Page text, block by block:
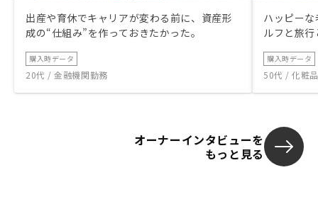
出産や育休でキャリアが変わる前に、資産形
成の“仕組み”を作っておきたかった。
購入時データ
20代 / 金融機関勤務
ハッピー
ルフと旅
購入時データ
50代 / 化粧
オーナーインタビューを
もっと見る